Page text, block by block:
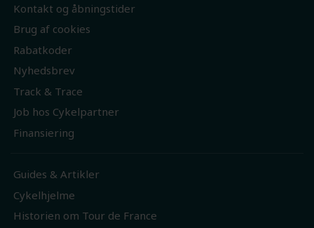
Kontakt og åbningstider
Brug af cookies
Rabatkoder
Nyhedsbrev
Track & Trace
Job hos Cykelpartner
Finansiering
Guides & Artikler
Cykelhjelme
Historien om Tour de France